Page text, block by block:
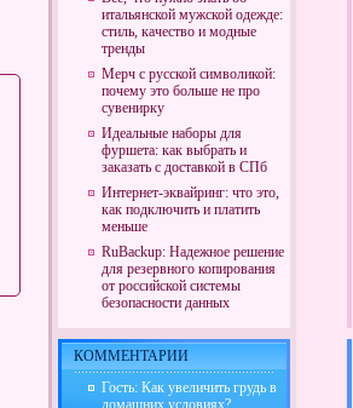
итальянской мужской одежде:
стиль, качество и модные
тренды
Мерч с русской символикой:
почему это больше не про
сувенирку
Идеальные наборы для
фуршета: как выбрать и
заказать с доставкой в СПб
Интернет-эквайринг: что это,
как подключить и платить
меньше
RuBackup: Надежное решение
для резервного копирования
от российской системы
безопасности данных
КОММЕНТАРИИ
Гость: Как увеличить грудь в
домашних условиях?